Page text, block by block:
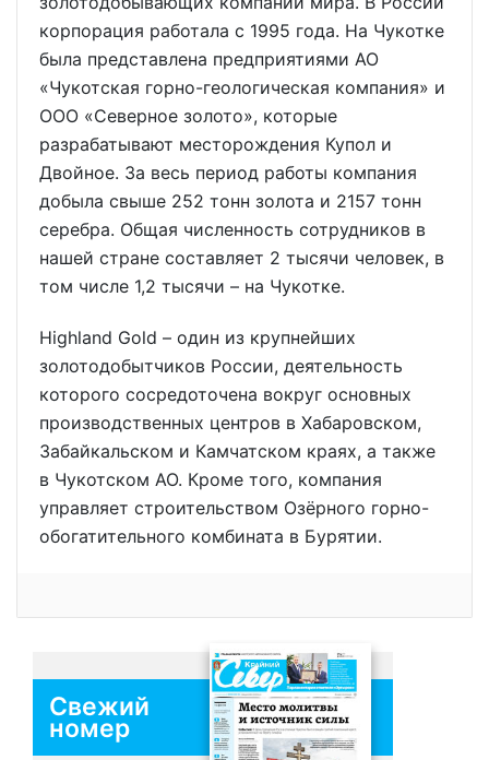
корпорация работала с 1995 года. На Чукотке
была представлена предприятиями АО
«Чукотская горно-геологическая компания» и
ООО «Северное золото», которые
разрабатывают месторождения Купол и
Двойное. За весь период работы компания
добыла свыше 252 тонн золота и 2157 тонн
серебра. Общая численность сотрудников в
нашей стране составляет 2 тысячи человек, в
том числе 1,2 тысячи – на Чукотке.
Highland Gold – один из крупнейших
золотодобытчиков России, деятельность
которого сосредоточена вокруг основных
производственных центров в Хабаровском,
Забайкальском и Камчатском краях, а также
в Чукотском АО. Кроме того, компания
управляет строительством Озёрного горно-
обогатительного комбината в Бурятии.
Свежий
номер